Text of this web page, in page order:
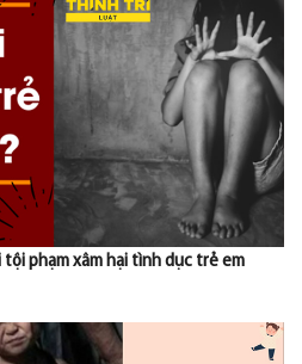
tội phạm xâm hại tình dục trẻ em